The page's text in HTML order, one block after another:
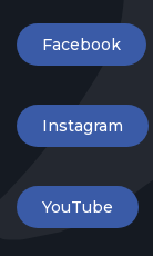
Facebook
Instagram
YouTube